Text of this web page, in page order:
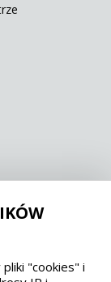
W3C"cookies" i